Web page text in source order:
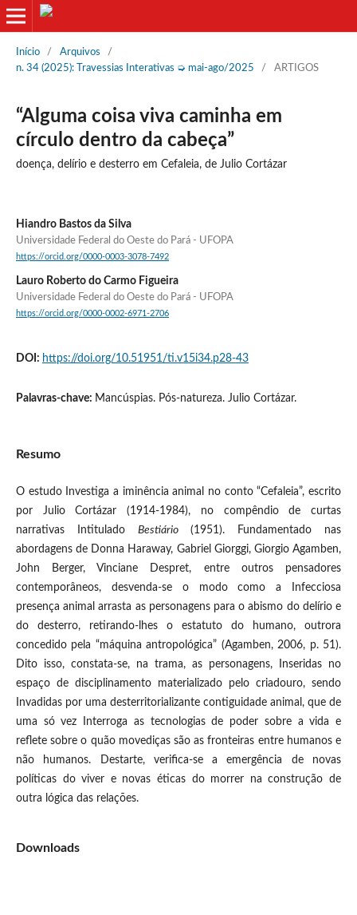
Início / Arquivos
/
n. 34 (2025): Travessias Interativas ➭ mai-ago/2025
/ ARTIGOS
“Alguma coisa viva caminha em
círculo dentro da cabeça”
doença, delírio e desterro em Cefaleia, de Julio Cortázar
Hiandro Bastos da Silva
Universidade Federal do Oeste do Pará - UFOPA
https://orcid.org/0000-0003-3078-7492
Lauro Roberto do Carmo Figueira
Universidade Federal do Oeste do Pará - UFOPA
https://orcid.org/0000-0002-6971-2706
DOI: https://doi.org/10.51951/ti.v15i34.p28-43
Palavras-chave: Mancúspias. Pós-natureza. Julio Cortázar.
Resumo
O estudo Investiga a iminência animal no conto “Cefaleia”, escrito
por Julio Cortázar (1914-1984), no compêndio de curtas
narrativas Intitulado Bestiário(1951). Fundamentado nas
abordagens de Donna Haraway, Gabriel Giorggi, Giorgio Agamben,
John Berger, Vinciane Despret, entre outros pensadores
contemporâneos, desvenda-se o modo como a Infecciosa
presença animal arrasta as personagens para o abismo do delírio e
do desterro, retirando-lhes o estatuto do humano, outrora
concedido pela “máquina antropológica” (Agamben, 2006, p. 51).
Dito isso, constata-se, na trama, as personagens, Inseridas no
espaço de disciplinamento materializado pelo criadouro, sendo
Invadidas por uma desterritorializante contiguidade animal, que de
uma só vez Interroga as tecnologias de poder sobre a vida e
reflete sobre o quão movediças são as fronteiras entre humanos e
não humanos. Destarte, verifica-se a emergência de novas
políticas do viver e novas éticas do morrer na construção de
outra lógica das relações.
Downloads